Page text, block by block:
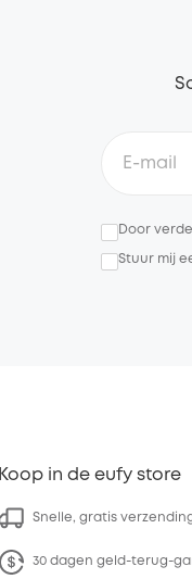
Door
Stuur mij
Koop in de eufy store
Snelle, gratis
30 dagen geld-terug-